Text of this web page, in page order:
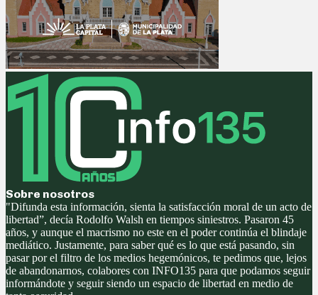
Sobre nosotros
"Difunda esta información, sienta la satisfacción moral de un acto de
libertad”, decía Rodolfo Walsh en tiempos siniestros. Pasaron 45
años, y aunque el macrismo no este en el poder continúa el blindaje
mediático. Justamente, para saber qué es lo que está pasando, sin
pasar por el filtro de los medios hegemónicos, te pedimos que, lejos
de abandonarnos, colabores con INFO135 para que podamos seguir
informándote y seguir siendo un espacio de libertad en medio de